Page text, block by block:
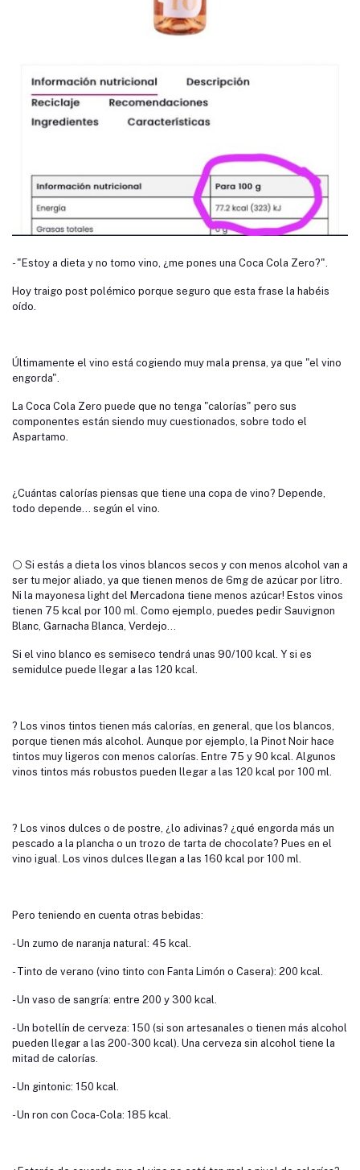
- "Estoy a dieta y no tomo vino, ¿me pones una Coca Cola Zero?".
Hoy traigo post polémico porque seguro que esta frase la habéis
oído.
Últimamente el vino está cogiendo muy mala prensa, ya que "el vino
engorda".
La Coca Cola Zero puede que no tenga "calorías" pero sus
componentes están siendo muy cuestionados, sobre todo el
Aspartamo.
¿Cuántas calorías piensas que tiene una copa de vino? Depende,
todo depende... según el vino.
⚪ Si estás a dieta los vinos blancos secos y con menos alcohol van a
ser tu mejor aliado, ya que tienen menos de 6mg de azúcar por litro.
Ni la mayonesa light del Mercadona tiene menos azúcar! Estos vinos
tienen 75 kcal por 100 ml. Como ejemplo, puedes pedir Sauvignon
Blanc, Garnacha Blanca, Verdejo...
Si el vino blanco es semiseco tendrá unas 90/100 kcal. Y si es
semidulce puede llegar a las 120 kcal.
? Los vinos tintos tienen más calorías, en general, que los blancos,
porque tienen más alcohol. Aunque por ejemplo, la Pinot Noir hace
tintos muy ligeros con menos calorías. Entre 75 y 90 kcal. Algunos
vinos tintos más robustos pueden llegar a las 120 kcal por 100 ml.
? Los vinos dulces o de postre, ¿lo adivinas? ¿qué engorda más un
pescado a la plancha o un trozo de tarta de chocolate? Pues en el
vino igual. Los vinos dulces llegan a las 160 kcal por 100 ml.
Pero teniendo en cuenta otras bebidas:
- Un zumo de naranja natural: 45 kcal.
- Tinto de verano (vino tinto con Fanta Limón o Casera): 200 kcal.
- Un vaso de sangría: entre 200 y 300 kcal.
- Un botellín de cerveza: 150 (si son artesanales o tienen más alcohol
pueden llegar a las 200-300 kcal). Una cerveza sin alcohol tiene la
mitad de calorías.
- Un gintonic: 150 kcal.
- Un ron con Coca-Cola: 185 kcal.